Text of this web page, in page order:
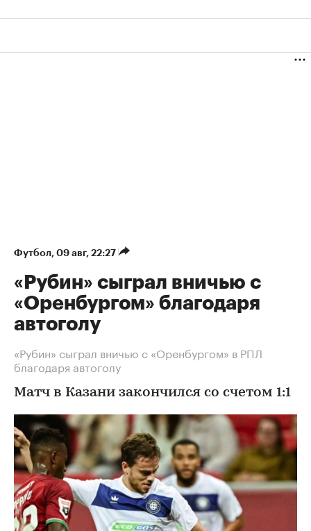
Футбол⁠, 09 авг, 22:27
«Рубин» сыграл вничью с
«Оренбургом» благодаря
автоголу
«Рубин» сыграл вничью с «Оренбургом» в РПЛ
благодаря автоголу
Матч в Казани закончился со счетом 1:1